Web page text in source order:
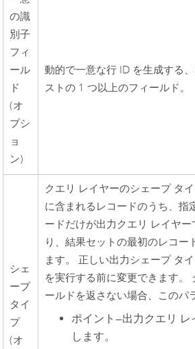
の識
別子
フィ
ール
ド
(オ
プシ
ョ
ン)
動的で一意な行 ID を生成する
ストの 1 つ以上のフィールド。
シェ
ープ
タイ
プ
(オ
クエリ レイヤーのシェープ タ
に含まれるレコードのうち、指
ードだけが出力クエリ レイヤ
り、結果セットの最初のレコ
ます。 正しい出力シェープ タ
を実行する前に変更できます
ールドを返さない場合、このパ
ポイント —出力クエリ
します。